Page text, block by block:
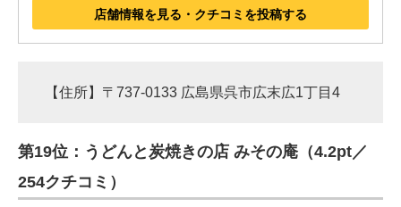
店舗情報を見る・クチコミを投稿する
【住所】〒737-0133 広島県呉市広末広1丁目4
第19位：うどんと炭焼きの店 みその庵（4.2pt／
254クチコミ）